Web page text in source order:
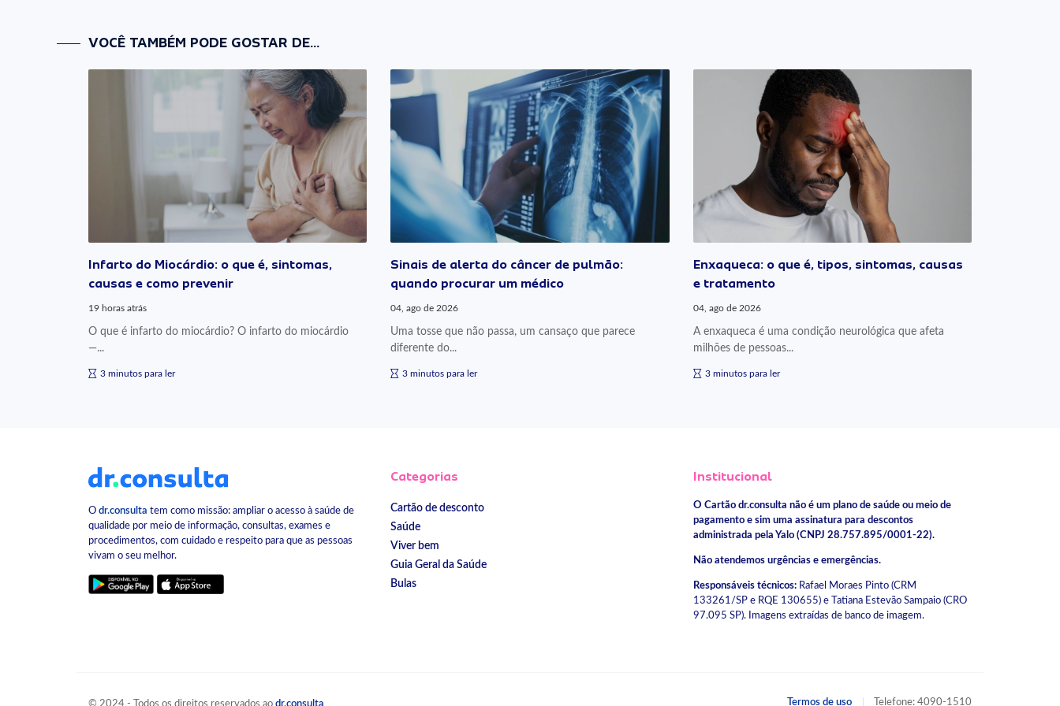
VOCÊ TAMBÉM PODE GOSTAR DE...
Infarto do Miocárdio: o que é, sintomas,
causas e como prevenir
19 horas atrás
O que é infarto do miocárdio? O infarto do miocárdio
—...
3 minutos para ler
Sinais de alerta do câncer de pulmão:
quando procurar um médico
04, ago de 2026
Uma tosse que não passa, um cansaço que parece
diferente do...
3 minutos para ler
Enxaqueca: o que é, tipos, sintomas, causas
e tratamento
04, ago de 2026
A enxaqueca é uma condição neurológica que afeta
milhões de pessoas...
3 minutos para ler
O dr.consulta tem como missão: ampliar o acesso à saúde de
qualidade por meio de informação, consultas, exames e
procedimentos, com cuidado e respeito para que as pessoas
vivam o seu melhor.
Categorias
Cartão de desconto
Saúde
Viver bem
Guia Geral da Saúde
Bulas
Institucional
O Cartão dr.consulta não é um plano de saúde ou meio de
pagamento e sim uma assinatura para descontos
administrada pela Yalo (CNPJ 28.757.895/0001-22).
Não atendemos urgências e emergências.
Responsáveis técnicos:Rafael Moraes Pinto (CRM
133261/SP e RQE 130655) e Tatiana Estevão Sampaio (CRO
97.095 SP). Imagens extraídas de banco de imagem.
© 2024 - Todos os direitos reservados ao dr.consulta Termos de uso Telefone: 4090-1510